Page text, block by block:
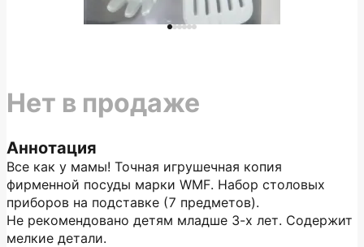
Аннотация
Все как у мамы! Точная игрушечная копия
фирменной посуды марки WMF. Набор столовых
приборов на подставке (7 предметов).
Не рекомендовано детям младше 3-х лет. Содержит
мелкие детали.
Нет в продаже